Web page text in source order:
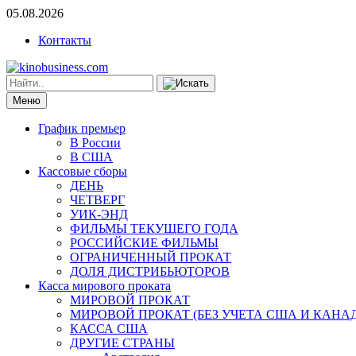
05.08.2026
Контакты
Меню
График премьер
В России
В США
Кассовые сборы
ДЕНЬ
ЧЕТВЕРГ
УИК-ЭНД
ФИЛЬМЫ ТЕКУЩЕГО ГОДА
РОССИЙСКИЕ ФИЛЬМЫ
ОГРАНИЧЕННЫЙ ПРОКАТ
ДОЛЯ ДИСТРИБЬЮТОРОВ
Касса мирового проката
МИРОВОЙ ПРОКАТ
МИРОВОЙ ПРОКАТ (БЕЗ УЧЕТА США И
КАССА США
ДРУГИЕ СТРАНЫ